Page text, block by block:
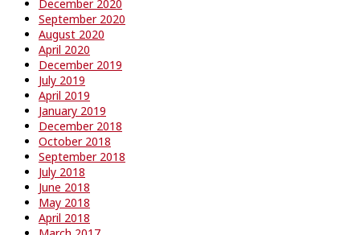
December 2020
September 2020
August 2020
April 2020
December 2019
July 2019
April 2019
January 2019
December 2018
October 2018
September 2018
July 2018
June 2018
May 2018
April 2018